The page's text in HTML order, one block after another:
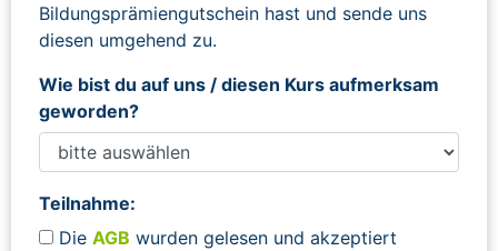
Bildungsprämiengutschein hast und sende uns
diesen umgehend zu.
Wie bist du auf uns / diesen Kurs aufmerksam
geworden?
Teilnahme:
Die AGB wurden gelesen und akzeptiert